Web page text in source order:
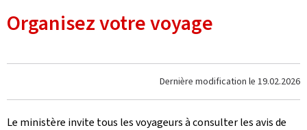
Organisez votre voyage
Dernière modification le 19.02.2026
Le ministère invite tous les voyageurs à consulter les avis de